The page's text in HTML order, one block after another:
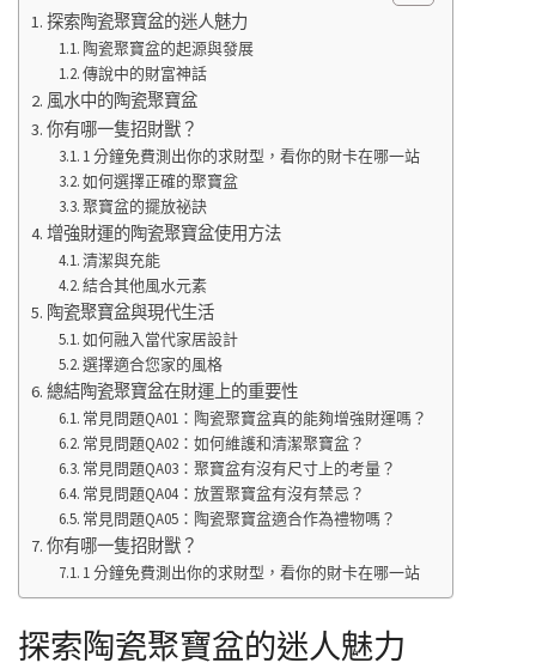
探索陶瓷聚寶盆的迷人魅力
陶瓷聚寶盆的起源與發展
傳說中的財富神話
風水中的陶瓷聚寶盆
你有哪一隻招財獸？
1 分鐘免費測出你的求財型，看你的財卡在哪一站
如何選擇正確的聚寶盆
聚寶盆的擺放祕訣
增強財運的陶瓷聚寶盆使用方法
清潔與充能
結合其他風水元素
陶瓷聚寶盆與現代生活
如何融入當代家居設計
選擇適合您家的風格
總結陶瓷聚寶盆在財運上的重要性
常見問題QA01：陶瓷聚寶盆真的能夠增強財運嗎？
常見問題QA02：如何維護和清潔聚寶盆？
常見問題QA03：聚寶盆有沒有尺寸上的考量？
常見問題QA04：放置聚寶盆有沒有禁忌？
常見問題QA05：陶瓷聚寶盆適合作為禮物嗎？
你有哪一隻招財獸？
1 分鐘免費測出你的求財型，看你的財卡在哪一站
探索陶瓷聚寶盆的迷人魅力